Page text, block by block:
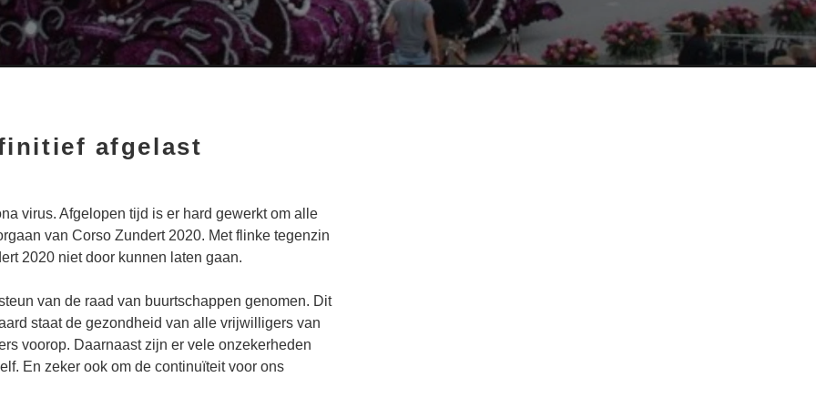
afgelast
virus. Afgelopen tijd is er hard gewerkt om alle
van Corso Zundert 2020. Met flinke tegenzin
2020 niet door kunnen laten gaan.
van de raad van buurtschappen genomen. Dit
staat de gezondheid van alle vrijwilligers van
voorop. Daarnaast zijn er vele onzekerheden
En zeker ook om de continuïteit voor ons